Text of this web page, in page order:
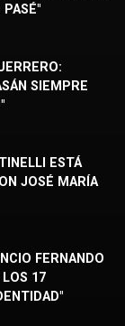
PASÉ"
SIEMPRE
ESTÁ
JOSÉ MARÍA
FERNANDO
LOS 17